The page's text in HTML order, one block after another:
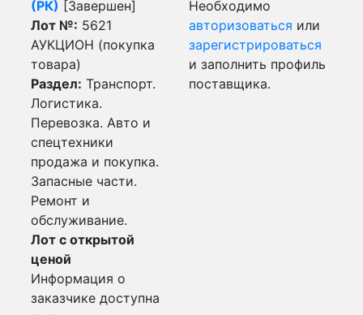
(РК) [Завершен]
Лот №: 5621
АУКЦИОН (покупка
товара)
Раздел: Транспорт.
Логистика.
Перевозка. Авто и
спецтехники
продажа и покупка.
Запасные части.
Ремонт и
обслуживание.
Лот с открытой
ценой
Информация о
заказчике доступна
Необходимо
авторизоваться или
зарегистрироваться
и заполнить профиль
поставщика.